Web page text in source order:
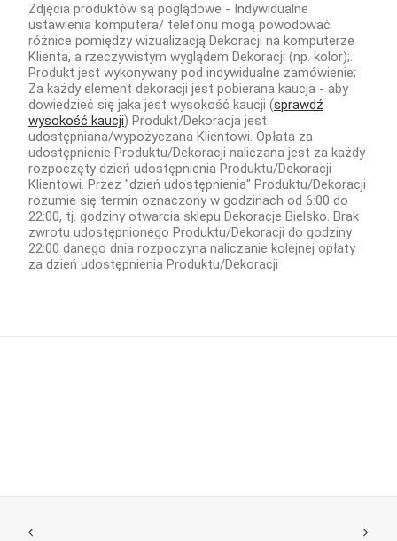
HELEM
LITERY
Zdjęcia produktów są poglądowe - Indywidualne
ustawienia komputera/ telefonu mogą powodować
różnice pomiędzy wizualizacją Dekoracji na komputerze
Klienta, a rzeczywistym wyglądem Dekoracji (np. kolor);.
Produkt jest wykonywany pod indywidualne zamówienie;
Za każdy element dekoracji jest pobierana kaucja - aby
dowiedzieć się jaka jest wysokość kaucji (sprawdź
wysokość kaucji) Produkt/Dekoracja jest
udostępniana/wypożyczana Klientowi. Opłata za
udostępnienie Produktu/Dekoracji naliczana jest za każdy
rozpoczęty dzień udostępnienia Produktu/Dekoracji
Klientowi. Przez "dzień udostępnienia" Produktu/Dekoracji
rozumie się termin oznaczony w godzinach od 6:00 do
22:00, tj. godziny otwarcia sklepu Dekoracje Bielsko. Brak
zwrotu udostępnionego Produktu/Dekoracji do godziny
22:00 danego dnia rozpoczyna naliczanie kolejnej opłaty
za dzień udostępnienia Produktu/Dekoracji